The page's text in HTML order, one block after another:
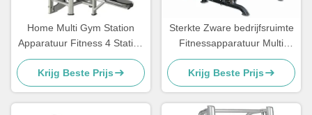
Home Multi Gym Station
Apparatuur Fitness 4 Station
Multi Gym Equipment
Krijg Beste Prijs
Sterkte Zware bedrijfsruimte
Fitnessapparatuur Multi
Smith Machine
Krijg Beste Prijs